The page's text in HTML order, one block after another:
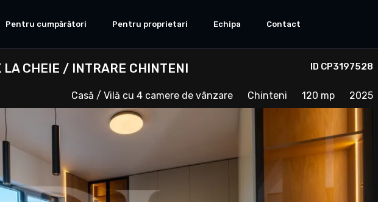
Pentru cumpărători Pentru proprietari Echipa Contact
ID CP3197528
LA CHEIE / INTRARE CHINTENI
Casă / Vilă cu 4 camere de vânzare Chinteni 120 mp 2025